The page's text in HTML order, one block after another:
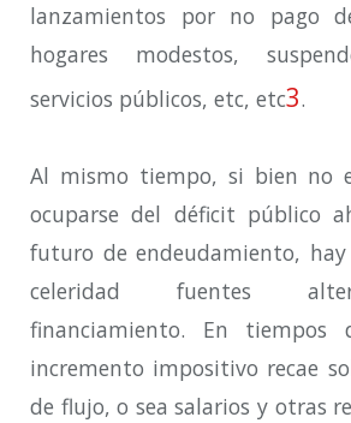
lanzamientos por no pago
hogares modestos,
servicios públicos, etc, etc3.
Al mismo tiempo, si bien no
ocuparse del déficit público
futuro de endeudamiento,
celeridad fuentes
financiamiento. En
incremento impositivo recae
de flujo, o sea salarios y otras